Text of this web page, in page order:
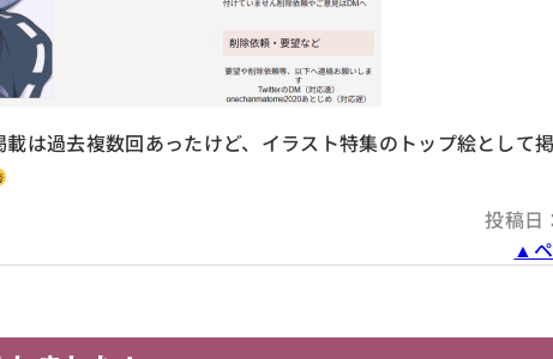
は過去複数回あったけど、イラスト特集のトップ絵として
投稿日
▲